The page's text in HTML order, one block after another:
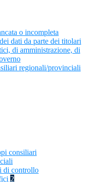
o incompleta
dati da parte dei titolari
di amministrazione, di
regionali/provinciali
consiliari
di controllo
2